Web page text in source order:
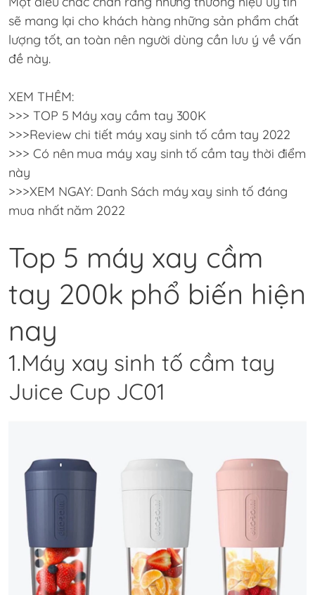
sẽ mang lại cho khách hàng những sản phẩm chất
lượng tốt, an toàn nên người dùng cần lưu ý về vấn
đề này.
XEM THÊM:
>>> TOP 5 Máy xay cầm tay 300K
>>>Review chi tiết máy xay sinh tố cầm tay 2022
>>> Có nên mua máy xay sinh tố cầm tay thời điểm
này
>>>XEM NGAY: Danh Sách máy xay sinh tố đáng
mua nhất năm 2022
Top 5 máy xay cầm
tay 200k phổ biến hiện
nay
1.Máy xay sinh tố cầm tay
Juice Cup JC01